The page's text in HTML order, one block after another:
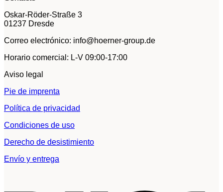
Oskar-Röder-Straße 3
01237 Dresde
Correo electrónico: info@hoerner-group.de
Horario comercial: L-V 09:00-17:00
Aviso legal
Pie de imprenta
Política de privacidad
Condiciones de uso
Derecho de desistimiento
Envío y entrega